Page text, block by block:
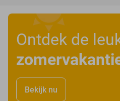
Ontdek de
Bekijk nu